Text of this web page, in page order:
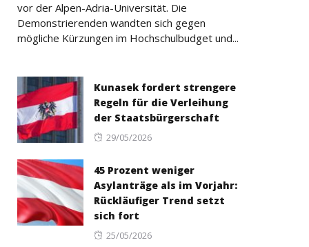
vor der Alpen-Adria-Universität. Die
Demonstrierenden wandten sich gegen
mögliche Kürzungen im Hochschulbudget und...
Kunasek fordert strengere
Regeln für die Verleihung
der Staatsbürgerschaft
Posted
29/05/2026
45 Prozent weniger
Asylanträge als im Vorjahr:
Rückläufiger Trend setzt
sich fort
Posted
25/05/2026